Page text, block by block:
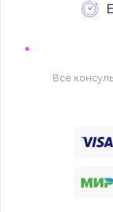
Все